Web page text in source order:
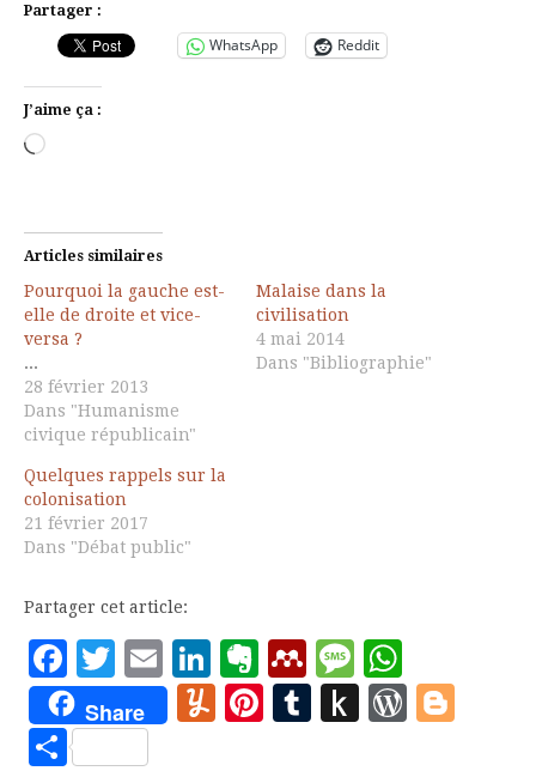
Partager :
WhatsApp Reddit
J’aime ça :
Chargement…
Articles similaires
Pourquoi la gauche est-
elle de droite et vice-
versa ?
...
28 février 2013
Dans "Humanisme
civique républicain"
Malaise dans la
civilisation
4 mai 2014
Dans "Bibliographie"
Quelques rappels sur la
colonisation
21 février 2017
Dans "Débat public"
Partager cet article:
Facebook
Twitter
EmailLinkedIn
Evernote
Mendeley
Message
Share Yummly
Pinterest
Tumblr
Push
Partager